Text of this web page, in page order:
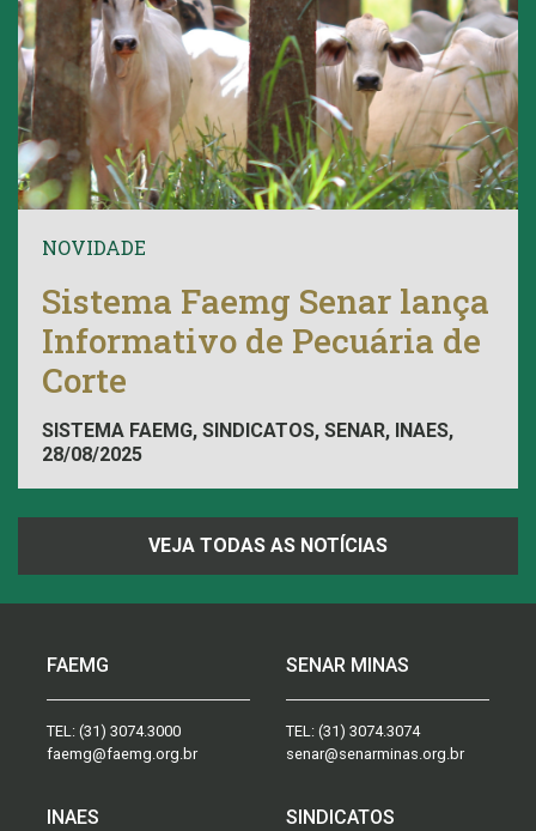
NOVIDADE
Sistema Faemg Senar lança
Informativo de Pecuária de
Corte
SISTEMA FAEMG, SINDICATOS, SENAR, INAES,
FAEMG
28/08/2025
VEJA TODAS AS NOTÍCIAS
FAEMG
TEL: (31) 3074.3000
faemg@faemg.org.br
SENAR MINAS
TEL: (31) 3074.3074
senar@senarminas.org.br
INAES SINDICATOS